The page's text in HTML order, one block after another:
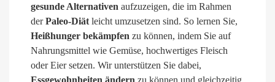
gesunde Alternativen aufzuzeigen, die im Rahmen
derPaleo-Diät leicht umzusetzen sind. So lernen Sie,
Heißhunger bekämpfen zu können, indem Sie auf
Nahrungsmittel wie Gemüse, hochwertiges Fleisch
oder Eier setzen. Wir unterstützen Sie dabei,
Essgewohnheiten ändern zu können und gleichzeitig